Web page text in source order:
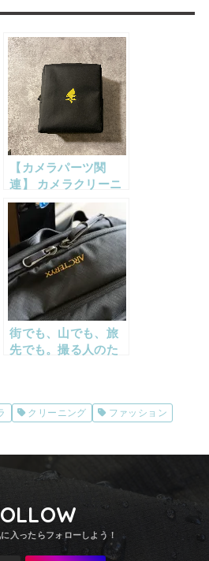
【カメラパーツ関
連】 カメラクリーニ
ング用のポーチを購
入してみた（Anker
ポケモンコラボポー
チ）
街でも、山でも、旅
先でも。撮る人のた
ビュー
クリーニング
ファッション